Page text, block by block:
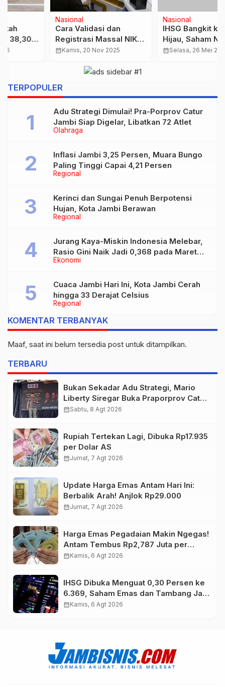
Cara Validasi dan
Registrasi Massal NIK
Pegawai di Portal NPWP
Kamis, 20 Nov 2025
IHSG Bangkit ke Zona
Hijau, Saham NZIA dan
WBSA Melonjak Pagi Ini
Selasa, 26 Mei 2026
TERPOPULER
Olahraga
Adu Strategi Dimulai! Pra-Porprov Catur
Jambi Siap Digelar, Libatkan 72 Atlet
Regional
Inflasi Jambi 3,25 Persen, Muara Bungo
Paling Tinggi Capai 4,21 Persen
Regional
Kerinci dan Sungai Penuh Berpotensi
Hujan, Kota Jambi Berawan
Ekonomi
Jurang Kaya-Miskin Indonesia Melebar,
Rasio Gini Naik Jadi 0,368 pada Maret
2026
Regional
Cuaca Jambi Hari Ini, Kota Jambi Cerah
hingga 33 Derajat Celsius
KOMENTAR TERBANYAK
Maaf, saat ini belum tersedia post untuk ditampilkan.
TERBARU
Bukan Sekadar Adu Strategi, Mario
Liberty Siregar Buka Praporprov Catur
Jambi
calendar_monthSabtu, 8 Agt 2026
Rupiah Tertekan Lagi, Dibuka Rp17.935
per Dolar AS
calendar_monthJumat, 7 Agt 2026
Update Harga Emas Antam Hari Ini:
Berbalik Arah! Anjlok Rp29.000
calendar_monthJumat, 7 Agt 2026
Harga Emas Pegadaian Makin Ngegas!
Antam Tembus Rp2,787 Juta per
Gram
calendar_monthKamis, 6 Agt 2026
IHSG Dibuka Menguat 0,30 Persen ke
6.369, Saham Emas dan Tambang Jadi
Penggerak
calendar_monthKamis, 6 Agt 2026